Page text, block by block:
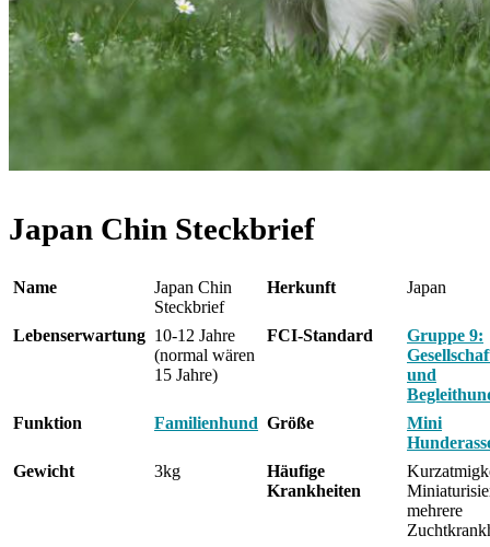
Japan Chin Steckbrief
Name
Japan Chin
Steckbrief
Herkunft Japan
Lebenserwartung 10-12 Jahre
(normal wären
15 Jahre)
FCI-Standard
Gruppe 9:
und
Funktion
Familienhund Größe
Mini
Gewicht
3kg
Häufige
Krankheiten
mehrere